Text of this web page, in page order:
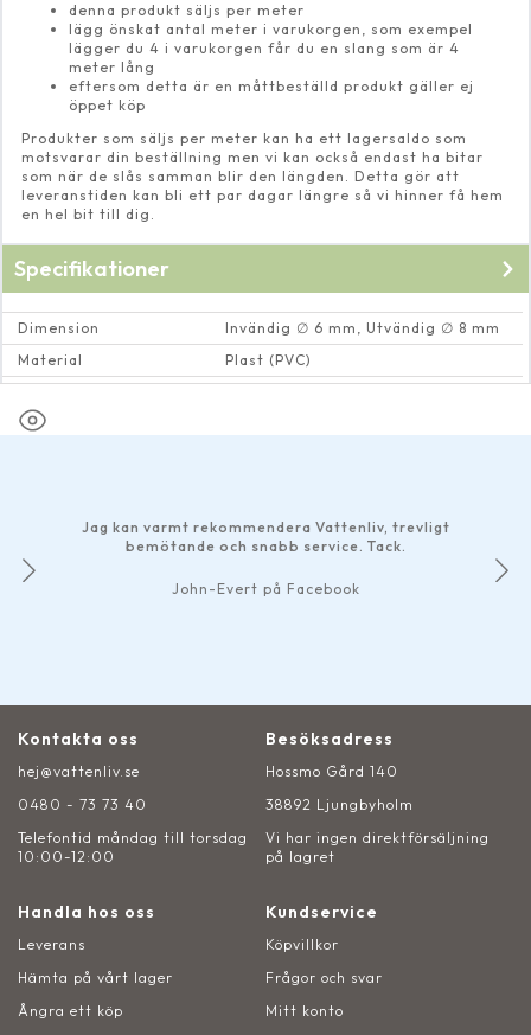
denna produkt säljs per meter
lägg önskat antal meter i varukorgen, som exempel
lägger du 4 i varukorgen får du en slang som är 4
meter lång
eftersom detta är en måttbeställd produkt gäller ej
öppet köp
Produkter som säljs per meter kan ha ett lagersaldo som
motsvarar din beställning men vi kan också endast ha bitar
som när de slås samman blir den längden. Detta gör att
leveranstiden kan bli ett par dagar längre så vi hinner få hem
en hel bit till dig.
Specifikationer
Dimension
Invändig ∅ 6 mm, Utvändig ∅ 8 mm
Material
Plast (PVC)
Jag kan varmt rekommendera Vattenliv, trevligt
bemötande och snabb service. Tack.
John-Evert på Facebook
Kontakta oss
hej@vattenliv.se
0480 - 73 73 40
Telefontid måndag till torsdag
10:00-12:00
Besöksadress
Hossmo Gård 140
38892 Ljungbyholm
Vi har ingen direktförsäljning
på lagret
Handla hos oss
Leverans
Hämta på vårt lager
Ångra ett köp
Kundservice
Köpvillkor
Frågor och svar
Mitt konto